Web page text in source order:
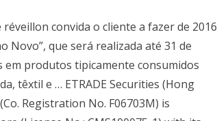
convida o cliente a fazer de 2016
Novo”, que será realizada até 31 de
produtos tipicamente consumidos
têxtil e … ETRADE Securities (Hong
Registration No. F06703M) is